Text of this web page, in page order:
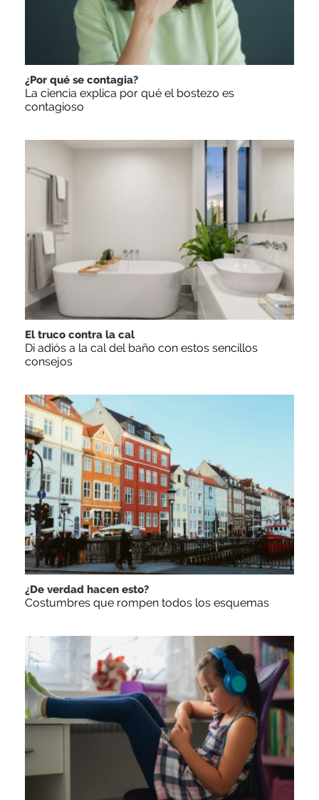
¿Por qué se contagia?
La ciencia explica por qué el bostezo es
contagioso
El truco contra la cal
Di adiós a la cal del baño con estos sencillos
consejos
¿De verdad hacen esto?
Costumbres que rompen todos los esquemas